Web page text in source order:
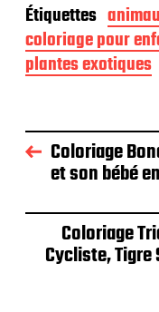
Étiquettes
coloriage pour
plantes exotiques
Coloriage
et son bébé
Coloriage
Cycliste,